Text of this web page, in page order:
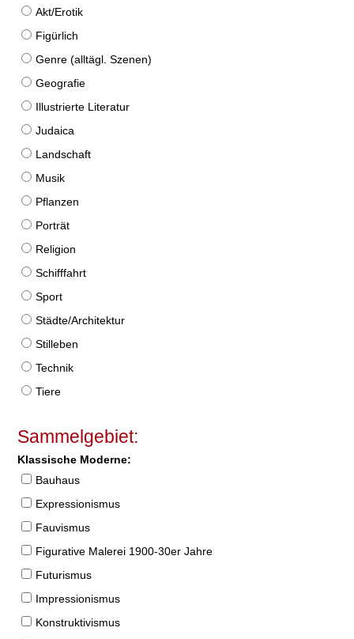
Akt/Erotik
Figürlich
Genre (alltägl. Szenen)
Geografie
Illustrierte Literatur
Judaica
Landschaft
Musik
Pflanzen
Porträt
Religion
Schifffahrt
Sport
Städte/Architektur
Stilleben
Technik
Tiere
Sammelgebiet:
Klassische Moderne:
Bauhaus
Expressionismus
Fauvismus
Figurative Malerei 1900-30er Jahre
Futurismus
Impressionismus
Konstruktivismus